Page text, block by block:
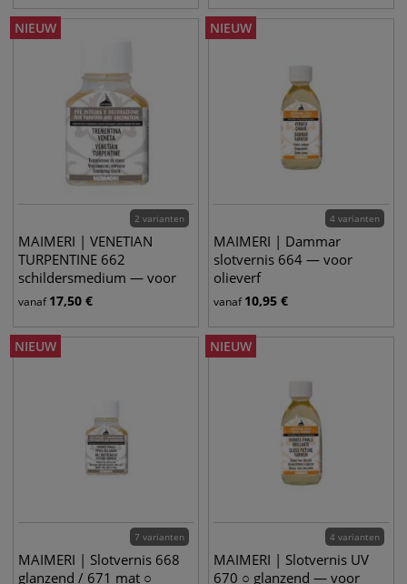
NIEUW
2 varianten
MAIMERI | VENETIAN
TURPENTINE 662
schildersmedium — voor
olieverf
vanaf 17,50 €
NIEUW
4 varianten
MAIMERI | Dammar
slotvernis 664 — voor
olieverf
vanaf 10,95 €
NIEUW
7 varianten
MAIMERI | Slotvernis 668
glanzend / 671 mat ○
NIEUW
4 varianten
MAIMERI | Slotvernis UV
670 ○ glanzend — voor